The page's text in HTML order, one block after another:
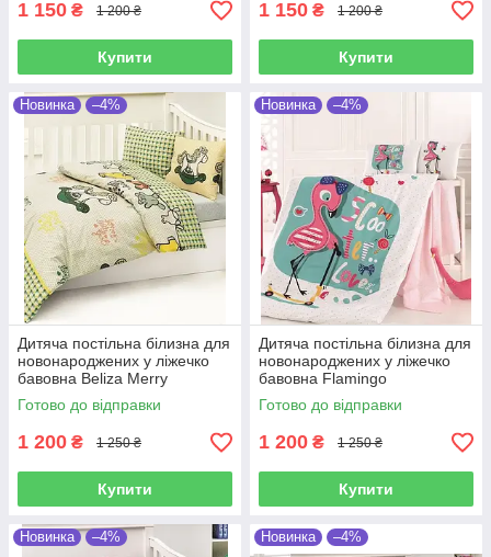
1 150 ₴ 1 200 ₴
Купити
1 150 ₴ 1 200 ₴
Купити
Новинка –4%
Дитяча постільна білизна для
новонароджених у ліжечко
бавовна Beliza Merry
Готово до відправки
1 200 ₴ 1 250 ₴
Купити
Новинка –4%
Дитяча постільна білизна для
новонароджених у ліжечко
бавовна Flamingo
Готово до відправки
1 200 ₴ 1 250 ₴
Купити
Новинка –4% Новинка –4%